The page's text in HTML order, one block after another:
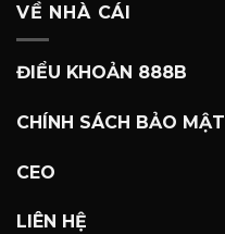
VỀ NHÀ CÁI
ĐIỂU KHOẢN 888B
CHÍNH SÁCH BẢO MẬT
CEO
LIÊN HỆ